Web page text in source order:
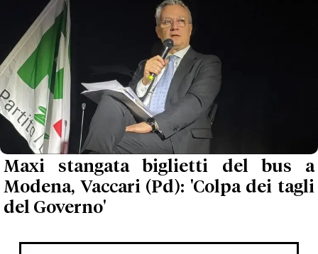
Maxi stangata biglietti del bus a
Modena, Vaccari (Pd): 'Colpa dei tagli
del Governo'